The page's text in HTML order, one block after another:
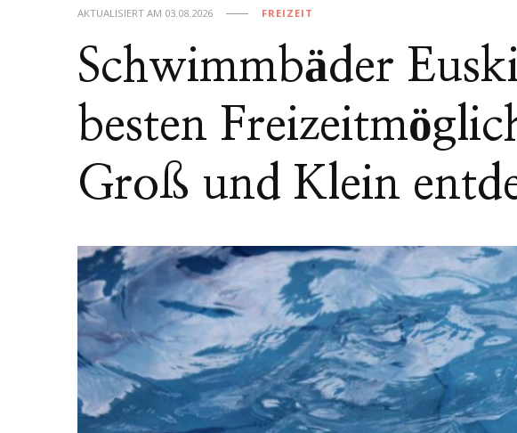
AKTUALISIERT AM 03.08.2026 FREIZEIT
Schwimmbäder
besten
Groß und Klein